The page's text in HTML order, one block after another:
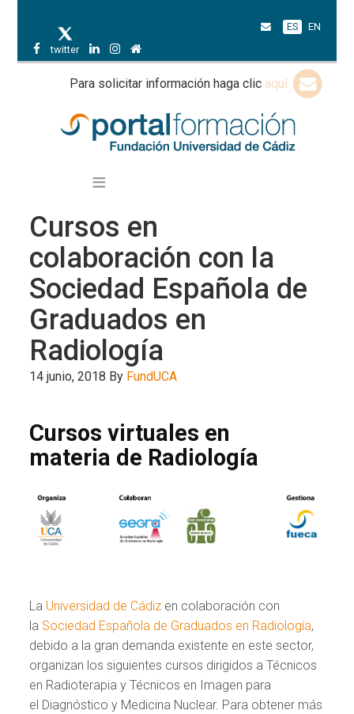
twitter
ES EN
Para solicitar información haga clic aquí
Cursos en
colaboración con la
Sociedad Española de
Graduados en
Radiología
14 junio, 2018 By FundUCA
Cursos virtuales en
materia de Radiología
La Universidad de Cádiz en colaboración con
la Sociedad Española de Graduados en Radiología,
debido a la gran demanda existente en este sector,
organizan los siguientes cursos dirigidos a Técnicos
en Radioterapia y Técnicos en Imagen para
el Diagnóstico y Medicina Nuclear. Para obtener más